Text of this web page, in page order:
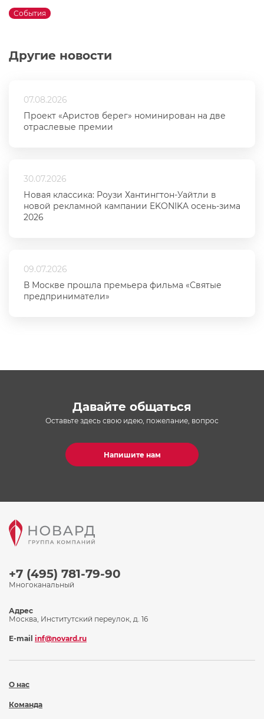
Другие новости
07.08.2026
Проект «Аристов берег» номинирован на две
отраслевые премии
30.07.2026
Новая классика: Роузи Хантингтон-Уайтли в
новой рекламной кампании EKONIKA осень-зима
2026
09.07.2026
В Москве прошла премьера фильма «Святые
предприниматели»
События
Давайте общаться
Оставьте здесь свою идею, пожелание, вопрос
Напишите нам
+7 (495) 781-79-90
Многоканальный
О нас
Команда
Адрес
Москва, Институтский переулок, д. 16
E-mail inf@novard.ru